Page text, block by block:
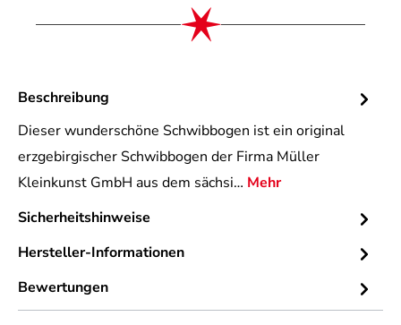
Beschreibung
Dieser wunderschöne Schwibbogen ist ein original
erzgebirgischer Schwibbogen der Firma Müller
Kleinkunst GmbH aus dem sächsi… Mehr
Sicherheitshinweise
Hersteller-Informationen
Bewertungen